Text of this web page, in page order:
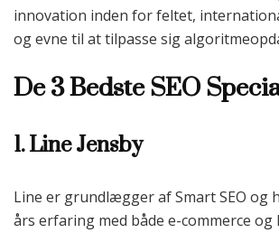
innovation inden for feltet,
og evne til at tilpasse sig
De 3 Bedste SEO
1. Line Jensby
Line er grundlægger af Smart SEO og
års erfaring med både e-commerce og